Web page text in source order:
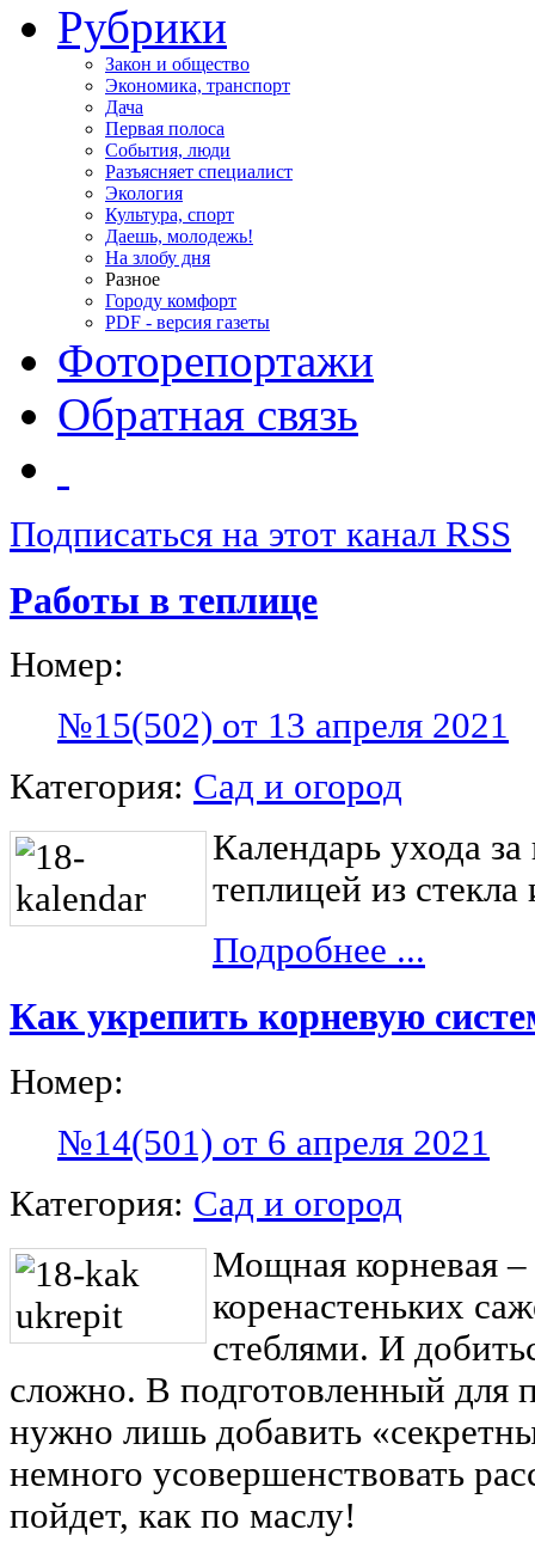
Рубрики
Закон и общество
Экономика, транспорт
Дача
Первая полоса
События, люди
Разъясняет специалист
Экология
Культура, спорт
Даешь, молодежь!
На злобу дня
Разное
Городу комфорт
PDF - версия газеты
Фоторепортажи
Обратная связь
Подписаться на этот канал RSS
Работы в теплице
Номер:
№15(502) от 13 апреля 2021
Категория: Сад и огород
Календарь ухода
теплицей из
Подробнее ...
Как укрепить корневую
Номер:
№14(501) от 6 апреля 2021
Категория: Сад и огород
Мощная корневая –
коренастеньких
стеблями. И
сложно. В подготовленный для
нужно лишь добавить
немного усовершенствовать
пойдет, как по маслу!